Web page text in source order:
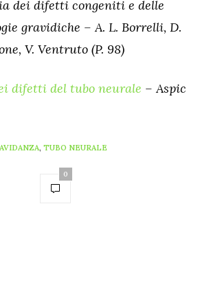
dei difetti congeniti e delle
gravidiche – A. L. Borrelli, D.
V. Ventruto (P. 98)
difetti del tubo neurale – Aspic
, TUBO NEURALE
0